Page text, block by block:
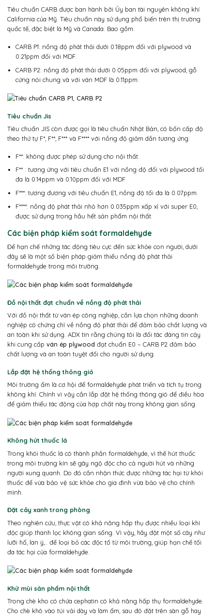
Tiêu chuẩn CARB được ban hành bởi Ủy ban tài nguyên không khí
California của Mỹ. Tiêu chuẩn này sử dụng phổ biến trên thị trường
quốc tế, đặc biệt là Mỹ và Canada. Bao gồm:
CARB P1: nồng độ phát thải dưới 0.18ppm đối với plywood và
0.21ppm đối với MDF.
CARB P2: nồng độ phát thải dưới 0.05ppm đối với plywood, gỗ
cứng nói chung và với ván MDF là 0.11ppm.
Tiêu chuẩn Jis
Tiêu chuẩn JIS còn được gọi là tiêu chuẩn Nhật Bản, có bốn cấp độ
theo thứ tự F*, F**, F*** và F**** với nồng độ giảm dần tương ứng:
F**: không được phép sử dụng cho nội thất.
F** : tương ứng với tiêu chuẩn E1 với nồng độ đối với plywood tối
đa là 0.14ppm và 0.10ppm đối với MDF
F***: tương đương với tiêu chuẩn E1, nồng độ tối đa là 0.07ppm.
F****: nồng độ phát thải nhỏ hơn 0.035ppm xấp xỉ với super E0,
được sử dụng trong hầu hết sản phẩm nội thất.
Các biện pháp kiểm soát formaldehyde
Để hạn chế những tác động tiêu cực đến sức khỏe con người, dưới
đây sẽ là một số biện pháp giảm thiểu nồng độ phát thải
formaldehyde trong môi trường.
Đồ nội thất đạt chuẩn về nồng độ phát thải
Với đồ nội thất từ ván ép công nghiệp, cần lựa chọn những doanh
nghiệp có chứng chỉ về nồng độ phát thải để đảm bảo chất lượng và
an toàn khi sử dụng. ADX tin rằng chúng tôi là đối tác đáng tin cậy
khi cung cấp ván ép plywood đạt chuẩn E0 – CARB P2 đảm bảo
chất lượng và an toàn tuyệt đối cho người sử dụng.
Lắp đặt hệ thống thông gió
Môi trường ẩm là cơ hội để formaldehyde phát triển và tích tụ trong
không khí. Chính vì vậy cần lắp đặt hệ thống thông gió để điều hòa
để giảm thiểu tác động của hợp chất này trong không gian sống.
Không hút thuốc lá
Trong khói thuốc lá có thành phần formaldehyde, vì thế hút thuốc
trong môi trường kín sẽ gây ngộ độc cho cả người hút và những
người xung quanh. Do đó cần nhận thức được những tác hại từ khói
thuốc để vừa bảo vệ sức khỏe cho gia đình vừa bảo vệ cho chính
mình.
Đặt cây xanh trong phòng
Theo nghiên cứu, thực vật có khả năng hấp thụ được nhiều loại khí
độc giúp thanh lọc không gian sống. Vì vậy, hãy đặt một số cây như
lưỡi hổ, lan ý,.. để loại bỏ các độc tố từ môi trường, giúp hạn chế tối
đa tác hại của formaldehyde.
Khử mùi sản phẩm nội thất
Trong chè kho có chứa cephatin có khả năng hấp thụ formaldehyde.
Cho chè khô vào túi vải dày và làm ẩm, sau đó đặt trên sàn gỗ hay